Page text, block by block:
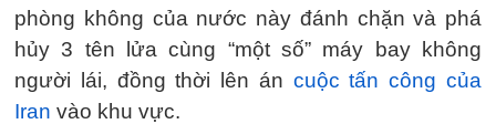
phòng không của nước này đánh chặn và phá
hủy 3 tên lửa cùng “một số” máy bay không
người lái, đồng thời lên án cuộc tấn công của
Iran vào khu vực.